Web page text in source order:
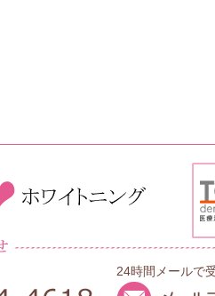
24時間メールで